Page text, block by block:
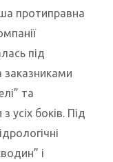
протиправна
під
та
усіх боків. Під
і